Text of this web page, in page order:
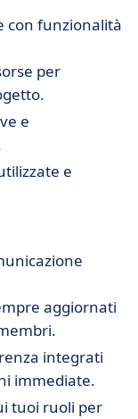
con funzionalità
per
e
e
aggiornati
integrati
immediate.
tuoi ruoli per